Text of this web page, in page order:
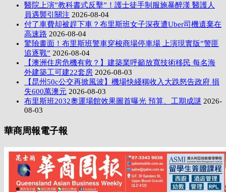
醫院上演”教科書式反擊”！護士徒手制服施暴醉漢 醫護人
員遇襲引關注 2026-08-04
付了車費却被趕下車？布里斯班女子深夜遭Uber司機遺棄在
高速路 2026-08-04
驚險畫面！布里斯班警車穿梭商場停車場 上演現實版”警匪
追逐戰” 2026-08-04
【澳洲住房危機有救？】建築業呼籲放寬技術移民 每名海
外建築工可建22套房 2026-08-03
【昆州50c公交再掀風波】機場快綫稱收入大跌怒告政府 損
失600萬澳元 2026-08-03
布里斯班2032奧運場館效果圖首曝光 預算、工期成謎 2026-
08-03
華商周報電子報